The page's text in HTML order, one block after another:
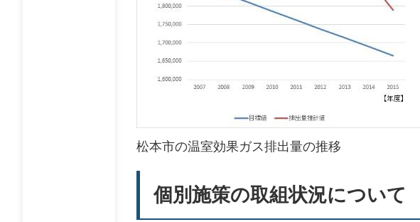
松本市の温室効果ガス排出量の推移
個別施策の取組状況について